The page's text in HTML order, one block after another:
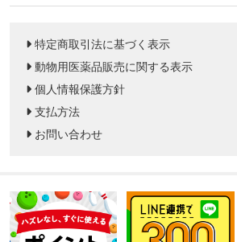
特定商取引法に基づく表示
動物用医薬品販売に関する表示
個人情報保護方針
支払方法
お問い合わせ